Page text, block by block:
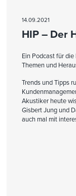
14.09.2021
HIP – Der
Ein Podcast für
Themen und
Trends und Tipps
Akustiker heute
Gisbert Jung und
auch mal mit